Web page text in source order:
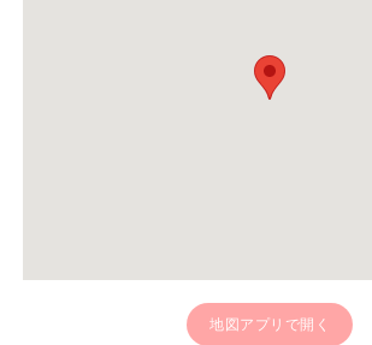
地図アプリで開く